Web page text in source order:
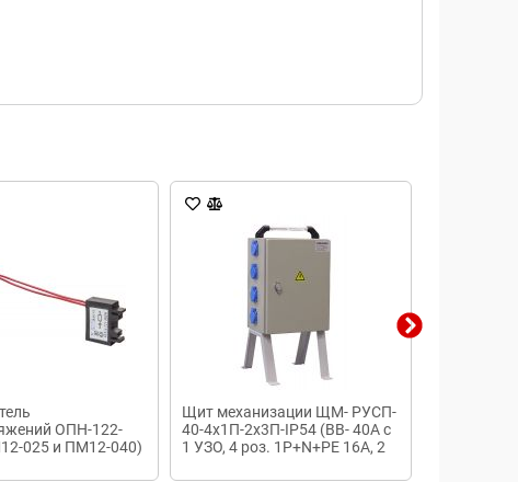
ОПН-122-
025 и ПМ12-040)
Щит механизации ЩМ- РУСП-
40-4х1П-2х3П-IP54 (ВВ- 40А с
1 УЗО, 4 роз. 1Р+N+PE 16A, 2